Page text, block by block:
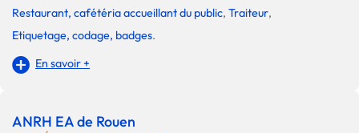
Restaurant, cafétéria accueillant du public, Traiteur,
Etiquetage, codage, badges.
En savoir +
ANRH EA de Rouen